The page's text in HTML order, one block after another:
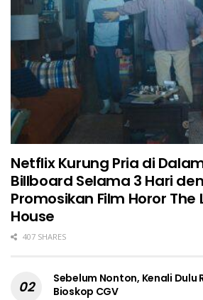
Netflix Kurung Pria di
Billboard Selama 3 Hari
Promosikan Film Horor The
House
407 SHARES
Sebelum Nonton, Kenali Dulu
Bioskop CGV